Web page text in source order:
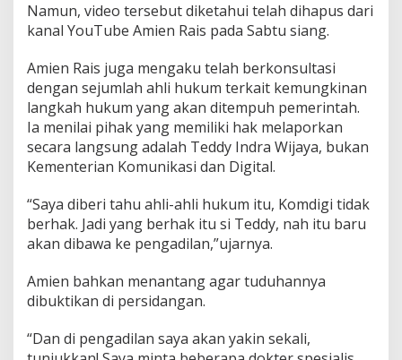
a
D
i
u
k
t
i
k
a
n
Namun, video tersebut diketahui telah dihapus dari
kanal YouTube Amien Rais pada Sabtu siang.
Amien Rais juga mengaku telah berkonsultasi
dengan sejumlah ahli hukum terkait kemungkinan
langkah hukum yang akan ditempuh pemerintah.
Ia menilai pihak yang memiliki hak melaporkan
secara langsung adalah Teddy Indra Wijaya, bukan
Kementerian Komunikasi dan Digital.
“Saya diberi tahu ahli-ahli hukum itu, Komdigi tidak
berhak. Jadi yang berhak itu si Teddy, nah itu baru
akan dibawa ke pengadilan,”ujarnya.
Amien bahkan menantang agar tuduhannya
dibuktikan di persidangan.
“Dan di pengadilan saya akan yakin sekali,